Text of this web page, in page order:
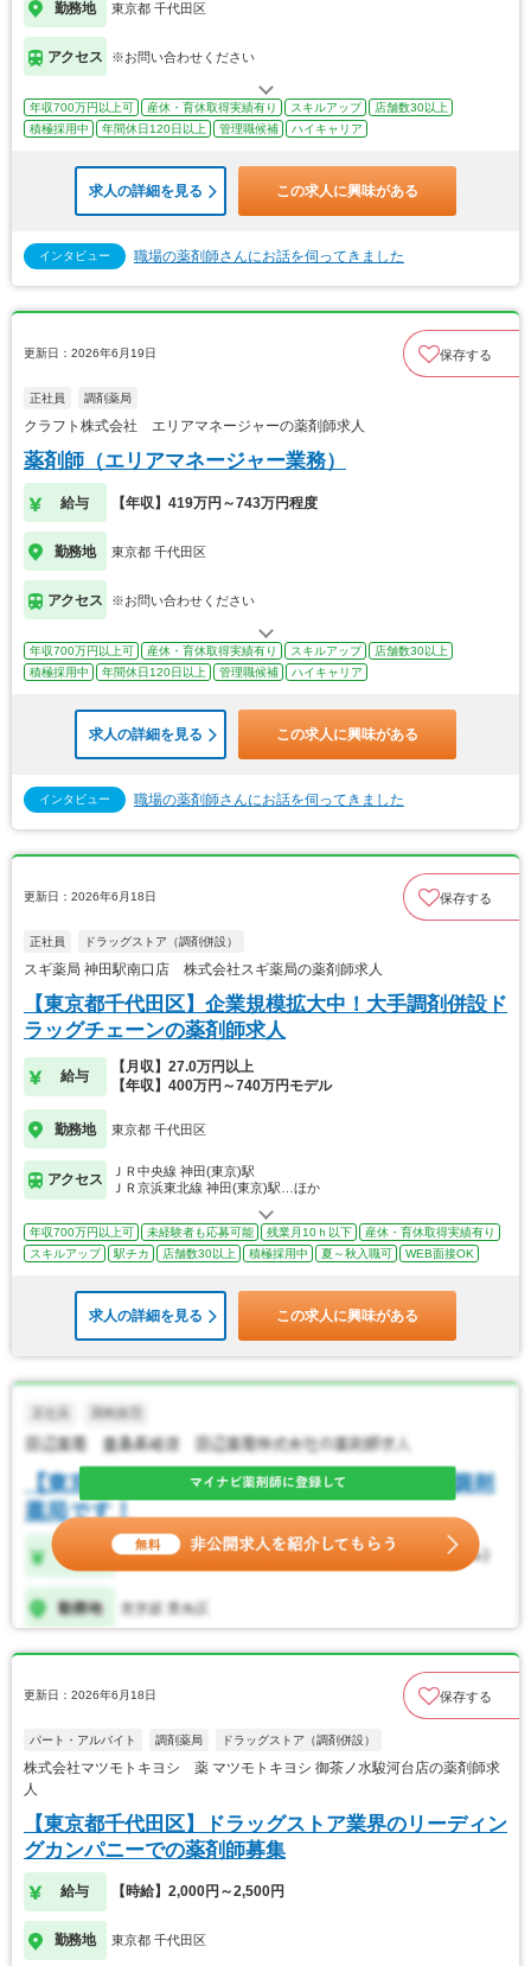
勤務地 東京都 千代田区
アクセス ※お問い合わせください
年収700万円以上可 産休・育休取得実績有り スキルアップ
店舗数30以上
積極採用中
年間休日120日以上 管理職候補 ハイキャリア
求人の詳細を見る この求人に興味がある
インタビュー 職場の薬剤師さんにお話を伺ってきました
更新日：2026年6月19日 保存する
正社員 調剤薬局
クラフト株式会社 エリアマネージャーの薬剤師求人
薬剤師（エリアマネージャー業務）
給与 【年収】419万円～743万円程度
勤務地 東京都 千代田区
アクセス ※お問い合わせください
年収700万円以上可 産休・育休取得実績有り スキルアップ
店舗数30以上
積極採用中
年間休日120日以上 管理職候補 ハイキャリア
求人の詳細を見る この求人に興味がある
インタビュー 職場の薬剤師さんにお話を伺ってきました
更新日：2026年6月18日 保存する
正社員 ドラッグストア（調剤併設）
スギ薬局 神田駅南口店 株式会社スギ薬局の薬剤師求人
【東京都千代田区】企業規模拡大中！大手調剤併設ド
ラッグチェーンの薬剤師求人
給与
【月収】27.0万円以上
【年収】400万円～740万円モデル
勤務地 東京都 千代田区
アクセス
ＪＲ中央線 神田(東京)駅
ＪＲ京浜東北線 神田(東京)駅…ほか
年収700万円以上可 未経験者も応募可能 残業月10ｈ以下
産休・育休取得実績有り
スキルアップ
駅チカ 店舗数30以上 積極採用中 夏～秋入職可 WEB面接OK
求人の詳細を見る この求人に興味がある
更新日：2026年6月18日 保存する
パート・アルバイト 調剤薬局 ドラッグストア（調剤併設）
株式会社マツモトキヨシ 薬 マツモトキヨシ 御茶ノ水駿河台店の薬剤師求
人
【東京都千代田区】ドラッグストア業界のリーディン
グカンパニーでの薬剤師募集
給与 【時給】2,000円～2,500円
勤務地 東京都 千代田区